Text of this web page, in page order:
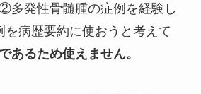
発性骨髄腫の症例を経験し
を病歴要約に使おうと考えて
あるため使えません。